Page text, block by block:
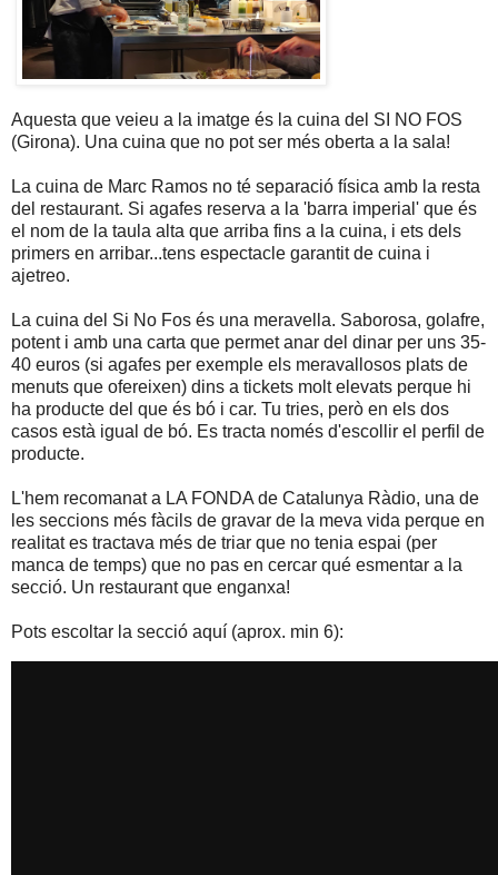
Aquesta que veieu a la imatge és la cuina del SI NO FOS
(Girona). Una cuina que no pot ser més oberta a la sala!
La cuina de Marc Ramos no té separació física amb la resta
del restaurant. Si agafes reserva a la 'barra imperial' que és
el nom de la taula alta que arriba fins a la cuina, i ets dels
primers en arribar...tens espectacle garantit de cuina i
ajetreo.
La cuina del Si No Fos és una meravella. Saborosa, golafre,
potent i amb una carta que permet anar del dinar per uns 35-
40 euros (si agafes per exemple els meravallosos plats de
menuts que ofereixen) dins a tickets molt elevats perque hi
ha producte del que és bó i car. Tu tries, però en els dos
casos està igual de bó. Es tracta només d'escollir el perfil de
producte.
L'hem recomanat a LA FONDA de Catalunya Ràdio, una de
les seccions més fàcils de gravar de la meva vida perque en
realitat es tractava més de triar que no tenia espai (per
manca de temps) que no pas en cercar qué esmentar a la
secció. Un restaurant que enganxa!
Pots escoltar la secció aquí (aprox. min 6):